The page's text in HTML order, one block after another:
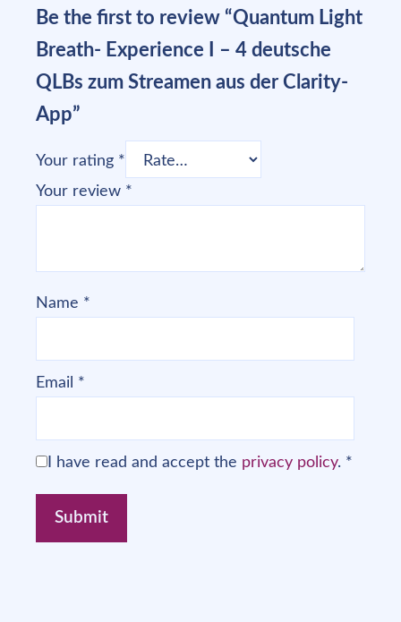
Be the first to review “Quantum Light
Breath- Experience I – 4 deutsche
QLBs zum Streamen aus der Clarity-
App”
Your rating *
Your review *
Name *
Email *
I have read and accept the privacy policy. *